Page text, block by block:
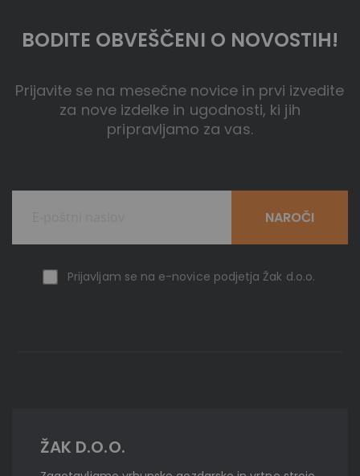
BODITE OBVEŠČENI O NOVOSTIH!
Prijavite se na mesečne novice in prvi izvedite
za nove izdelke in ugodnosti, ki jih
pripravljamo za vas.
Prijavljam se na e-novice podjetja Žak d.o.o.
NAROČI
ŽAK D.O.O.